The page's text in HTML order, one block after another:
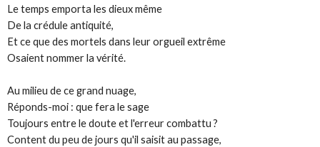
Le temps emporta les dieux même
De la crédule antiquité,
Et ce que des mortels dans leur orgueil extrême
Osaient nommer la vérité.
Au milieu de ce grand nuage,
Réponds-moi : que fera le sage
Toujours entre le doute et l'erreur combattu ?
Content du peu de jours qu'il saisit au passage,